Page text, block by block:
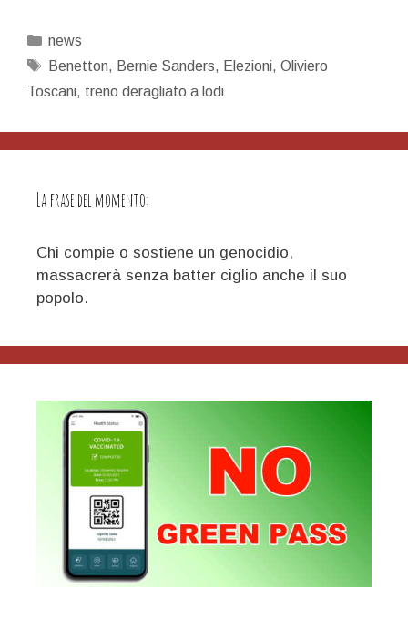
Categorie
news
Tag
Benetton, Bernie Sanders, Elezioni, Oliviero
Toscani, treno deragliato a lodi
La frase del momento:
Chi compie o sostiene un genocidio,
massacrerà senza batter ciglio anche il suo
popolo.